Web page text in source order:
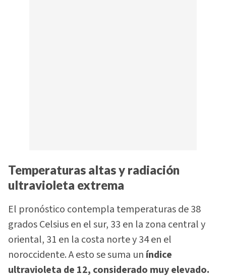
Temperaturas altas y radiación
ultravioleta extrema
El pronóstico contempla temperaturas de 38
grados Celsius en el sur, 33 en la zona central y
oriental, 31 en la costa norte y 34 en el
noroccidente. A esto se suma un índice
ultravioleta de 12, considerado muy elevado.